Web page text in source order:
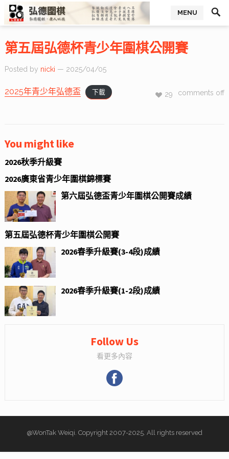
MENU
第五屆弘德杯青少年圍棋公開賽
Posted by nicki — 2025/04/05
comments off
29
2025年青少年弘德盃 下載
You might like
2026秋季升級賽
2026廣東省青少年圍棋錦標賽
第六屆弘德盃青少年圍棋公開賽成績
第五屆弘德杯青少年圍棋公開賽
2026春季升級賽(3-4段)成績
2026春季升級賽(1-2段)成績
Follow Us
看更多內容
@WonTak Weiqi. Copyright 2007-2025. All rights reserved